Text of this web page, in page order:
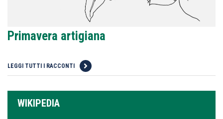
Primavera artigiana
LEGGI TUTTI I RACCONTI
WIKIPEDIA